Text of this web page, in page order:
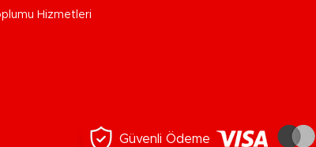
Hizmetleri
Güvenli Ödeme